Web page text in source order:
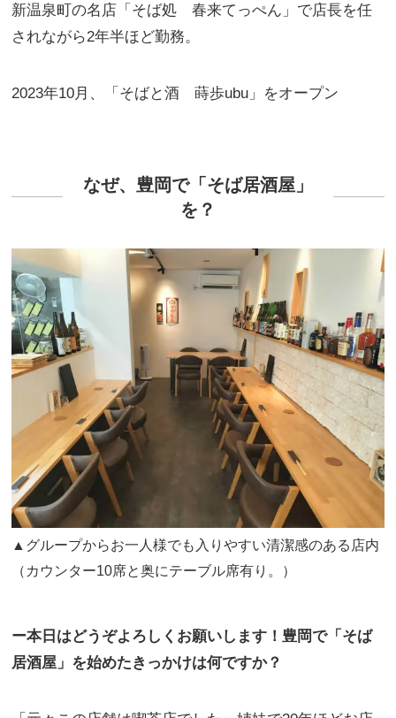
新温泉町の名店「そば処 春来てっぺん」で店長を任
されながら2年半ほど勤務。
2023年10月、「そばと酒 蒔歩ubu」をオープン
なぜ、豊岡で「そば居酒屋」
を？
▲グループからお一人様でも入りやすい清潔感のある店内
（カウンター10席と奥にテーブル席有り。）
ー本日はどうぞよろしくお願いします！豊岡で「そば
居酒屋」を始めたきっかけは何ですか？